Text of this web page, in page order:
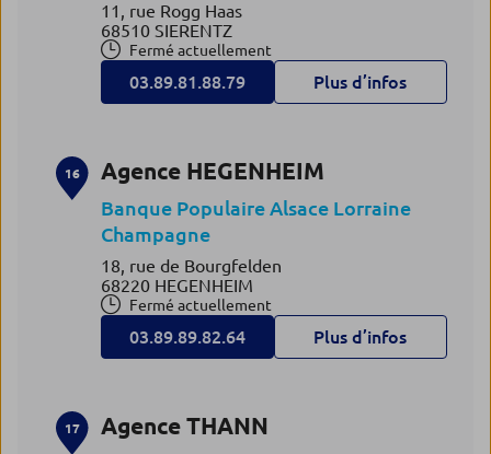
11, rue Rogg Haas
68510 SIERENTZ
Fermé actuellement
03.89.81.88.79 Plus d’infos
16 Agence HEGENHEIM
Banque Populaire Alsace Lorraine
Champagne
18, rue de Bourgfelden
68220 HEGENHEIM
Fermé actuellement
03.89.89.82.64 Plus d’infos
17 Agence THANN